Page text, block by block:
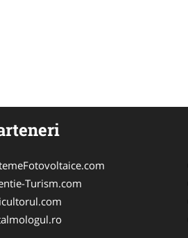
Turism.com